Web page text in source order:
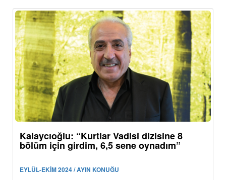
Kalaycıoğlu: “Kurtlar Vadisi dizisine 8
bölüm için girdim, 6,5 sene oynadım”
EYLÜL-EKİM 2024 / AYIN KONUĞU